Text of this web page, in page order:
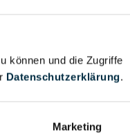
können und die Zugriffe
Datenschutzerklärung.
Marketing
anfragen
anfragen